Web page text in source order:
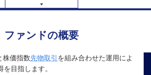
ファンドの概要
株価指数先物取引 を組み合わせた運用によ
を目指します。